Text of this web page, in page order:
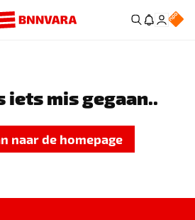
iets mis gegaan..
naar de homepage